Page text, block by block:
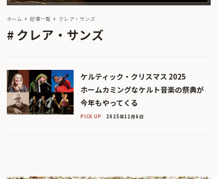
ホーム 記事一覧 クレア・サンズ
クレア・サンズ
ケルティック・クリスマス 2025
ホームカミングなケルト音楽の祭典が
今年もやってくる
PICK UP 2025年11月6日